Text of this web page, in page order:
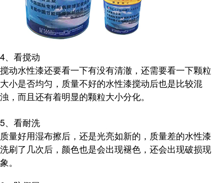
4、看搅动
搅动水性漆还要看一下有没有清澈，还需要看一下颗粒
大小是否均匀，质量不好的水性漆搅动后也是比较混
浊，而且还有着明显的颗粒大小分化。
5、看耐洗
质量好用湿布擦后，还是光亮如新的，质量差的水性漆
洗刷了几次后，颜色也是会出现褪色，还会出现破损现
象。